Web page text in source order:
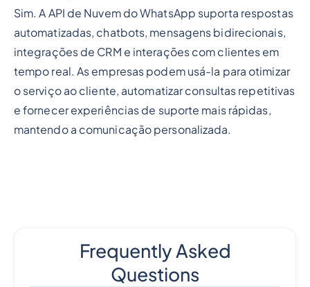
Sim. A API de Nuvem do WhatsApp suporta respostas
automatizadas, chatbots, mensagens bidirecionais,
integrações de CRM e interações com clientes em
tempo real. As empresas podem usá-la para otimizar
o serviço ao cliente, automatizar consultas repetitivas
e fornecer experiências de suporte mais rápidas,
mantendo a comunicação personalizada.
Frequently Asked
Questions